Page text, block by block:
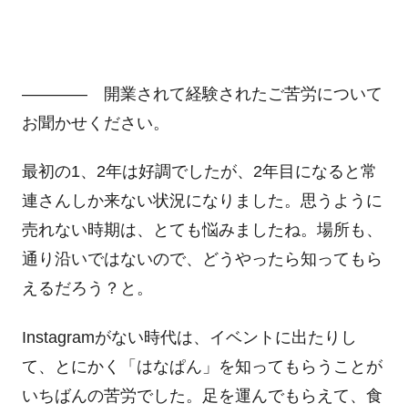
―――― 開業されて経験されたご苦労について
お聞かせください。
最初の1、2年は好調でしたが、2年目になると常
連さんしか来ない状況になりました。思うように
売れない時期は、とても悩みましたね。場所も、
通り沿いではないので、どうやったら知ってもら
えるだろう？と。
Instagramがない時代は、イベントに出たりし
て、とにかく「はなぱん」を知ってもらうことが
いちばんの苦労でした。足を運んでもらえて、食